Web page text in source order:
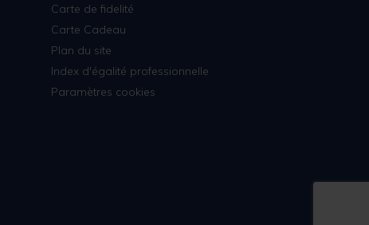
Carte de fidelité
Carte Cadeau
Plan du site
Index d'égalité professionnelle
Paramètres cookies